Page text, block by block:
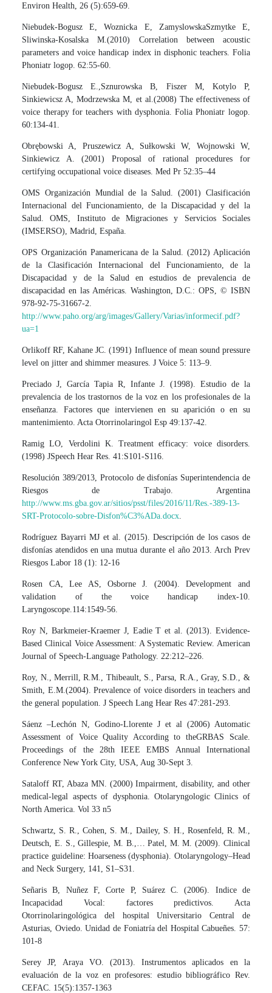
Environ Health, 26 (5):659-69.
Niebudek-Bogusz E, Woznicka E, ZamyslowskaSzmytke E,
Sliwinska-Kosalska M.(2010) Correlation between acoustic
parameters and voice handicap index in disphonic teachers. Folia
Phoniatr logop. 62:55-60.
Niebudek-Bogusz E.,Sznurowska B, Fiszer M, Kotylo P,
Sinkiewicsz A, Modrzewska M, et al.(2008) The effectiveness of
voice therapy for teachers with dysphonia. Folia Phoniatr logop.
60:134-41.
Obrębowski A, Pruszewicz A, Sułkowski W, Wojnowski W,
Sinkiewicz A. (2001) Proposal of rational procedures for
certifying occupational voice diseases. Med Pr 52:35–44
OMS Organización Mundial de la Salud. (2001) Clasificación
Internacional del Funcionamiento, de la Discapacidad y del la
Salud. OMS, Instituto de Migraciones y Servicios Sociales
(IMSERSO), Madrid, España.
OPS Organización Panamericana de la Salud. (2012) Aplicación
de la Clasificación Internacional del Funcionamiento, de la
Discapacidad y de la Salud en estudios de prevalencia de
discapacidad en las Américas. Washington, D.C.: OPS, © ISBN
978-92-75-31667-2.
http://www.paho.org/arg/images/Gallery/Varias/informecif.pdf?
ua=1
Orlikoff RF, Kahane JC. (1991) Influence of mean sound pressure
level on jitter and shimmer measures. J Voice 5: 113–9.
Preciado J, García Tapia R, Infante J. (1998). Estudio de la
prevalencia de los trastornos de la voz en los profesionales de la
enseñanza. Factores que intervienen en su aparición o en su
mantenimiento. Acta Otorrinolaringol Esp 49:137-42.
Ramig LO, Verdolini K. Treatment efficacy: voice disorders.
(1998) JSpeech Hear Res. 41:S101-S116.
Resolución 389/2013, Protocolo de disfonías Superintendencia de
Riesgos de Trabajo. Argentina
http://www.ms.gba.gov.ar/sitios/psst/files/2016/11/Res.-389-13-
SRT-Protocolo-sobre-Disfon%C3%ADa.docx
Rodríguez Bayarri MJ et al. (2015). Descripción de los casos de
disfonías atendidos en una mutua durante el año 2013. Arch Prev
Riesgos Labor 18 (1): 12-16
Rosen CA, Lee AS, Osborne J. (2004). Development and
validation of the voice handicap index-10.
Laryngoscope.114:1549-56.
Roy N, Barkmeier-Kraemer J, Eadie T et al. (2013). Evidence-
Based Clinical Voice Assessment: A Systematic Review. American
Journal of Speech-Language Pathology. 22:212–226.
Roy, N., Merrill, R.M., Thibeault, S., Parsa, R.A., Gray, S.D., &
Smith, E.M.(2004). Prevalence of voice disorders in teachers and
the general population. J Speech Lang Hear Res 47:281-293.
Sáenz –Lechón N, Godino-Llorente J et al (2006) Automatic
Assessment of Voice Quality According to theGRBAS Scale.
Proceedings of the 28th IEEE EMBS Annual International
Conference New York City, USA, Aug 30-Sept 3.
Sataloff RT, Abaza MN. (2000) Impairment, disability, and other
medical-legal aspects of dysphonia. Otolaryngologic Clinics of
North America. Vol 33 n5
Schwartz, S. R., Cohen, S. M., Dailey, S. H., Rosenfeld, R. M.,
Deutsch, E. S., Gillespie, M. B.,… Patel, M. M. (2009). Clinical
practice guideline: Hoarseness (dysphonia). Otolaryngology–Head
and Neck Surgery, 141, S1–S31.
Señaris B, Nuñez F, Corte P, Suárez C. (2006). Indice de
Incapacidad Vocal: factores predictivos. Acta
Otorrinolaringológica del hospital Universitario Central de
Asturias, Oviedo. Unidad de Foniatría del Hospital Cabueñes. 57:
101-8
Serey JP, Araya VO. (2013). Instrumentos aplicados en la
evaluación de la voz en profesores: estudio bibliográfico Rev.
CEFAC. 15(5):1357-1363